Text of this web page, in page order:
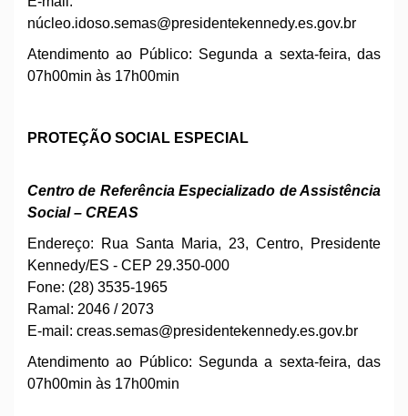
núcleo.idoso.semas@presidentekennedy.es.gov.br
Atendimento ao Público: Segunda a sexta-feira, das
07h00min às 17h00min
PROTEÇÃO SOCIAL ESPECIAL
Centro de Referência Especializado de Assistência
Social – CREAS
Endereço: Rua Santa Maria, 23, Centro, Presidente
Kennedy/ES - CEP 29.350-000
Fone: (28) 3535-1965
Ramal: 2046 / 2073
E-mail: creas.semas@presidentekennedy.es.gov.br
Atendimento ao Público: Segunda a sexta-feira, das
07h00min às 17h00min